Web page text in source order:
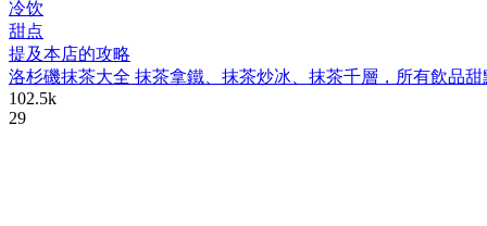
冷饮
甜点
提及本店的攻略
洛杉磯抹茶大全 抹茶拿鐵、抹茶炒冰、抹茶千層，所有飲品甜
102.5k
29